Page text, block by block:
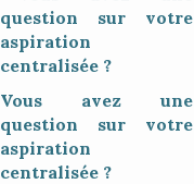
Vous avez une
question sur votre
aspiration
centralisée ?